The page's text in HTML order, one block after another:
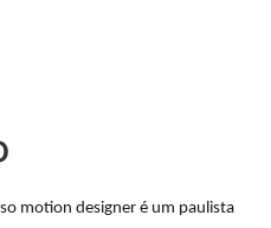
motion designer é um paulista